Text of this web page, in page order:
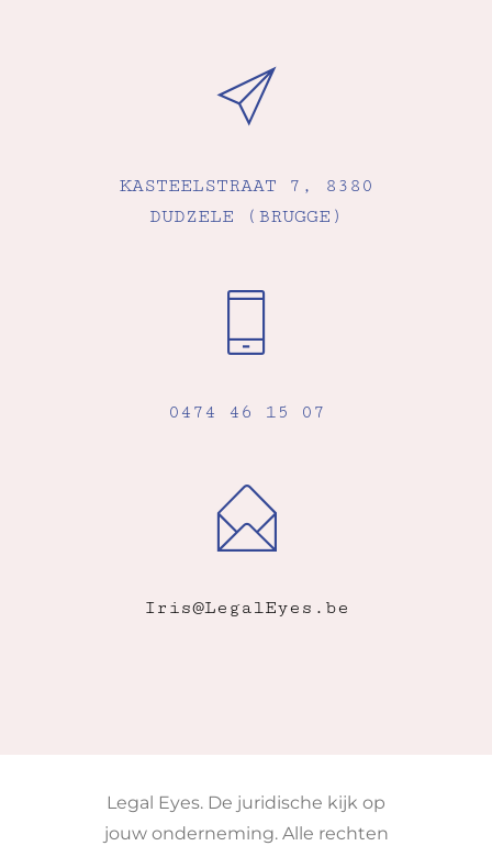
KASTEELSTRAAT 7, 8380
DUDZELE (BRUGGE)
0474 46 15 07
Iris@LegalEyes.be
Legal Eyes. De juridische kijk op
jouw onderneming. Alle rechten